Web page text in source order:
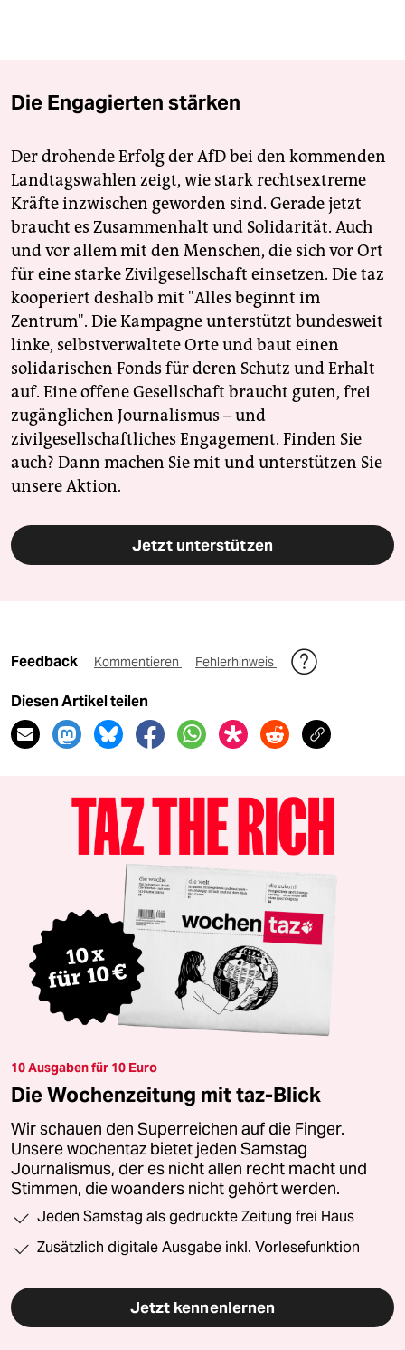
Die Engagierten stärken
Der drohende Erfolg der AfD bei den kommenden
Landtagswahlen zeigt, wie stark rechtsextreme
Kräfte inzwischen geworden sind. Gerade jetzt
braucht es Zusammenhalt und Solidarität. Auch
und vor allem mit den Menschen, die sich vor Ort
für eine starke Zivilgesellschaft einsetzen. Die taz
kooperiert deshalb mit "Alles beginnt im
Zentrum". Die Kampagne unterstützt bundesweit
linke, selbstverwaltete Orte und baut einen
solidarischen Fonds für deren Schutz und Erhalt
auf. Eine offene Gesellschaft braucht guten, frei
zugänglichen Journalismus – und
zivilgesellschaftliches Engagement. Finden Sie
auch? Dann machen Sie mit und unterstützen Sie
unsere Aktion.
Jetzt unterstützen
Feedback Kommentieren Fehlerhinweis
Diesen Artikel teilen
10 Ausgaben für 10 Euro
Die Wochenzeitung mit taz-Blick
Wir schauen den Superreichen auf die Finger.
Unsere wochentaz bietet jeden Samstag
Journalismus, der es nicht allen recht macht und
Stimmen, die woanders nicht gehört werden.
Jeden Samstag als gedruckte Zeitung frei Haus
Zusätzlich digitale Ausgabe inkl. Vorlesefunktion
Jetzt kennenlernen